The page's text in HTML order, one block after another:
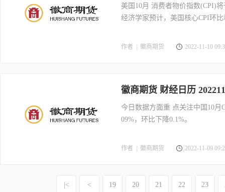
美国10月 消费者物价指数(CPI)
经济学家预计，美国核心CPI环
作者 | 徽商期货 2022-11-10
徽商期货 财经日历
今日数据方面重 点关注中国10月
09%，环比下降0.1%。
作者 | 徽商期货 2022-11-09
|< < 19 20 21 22 23